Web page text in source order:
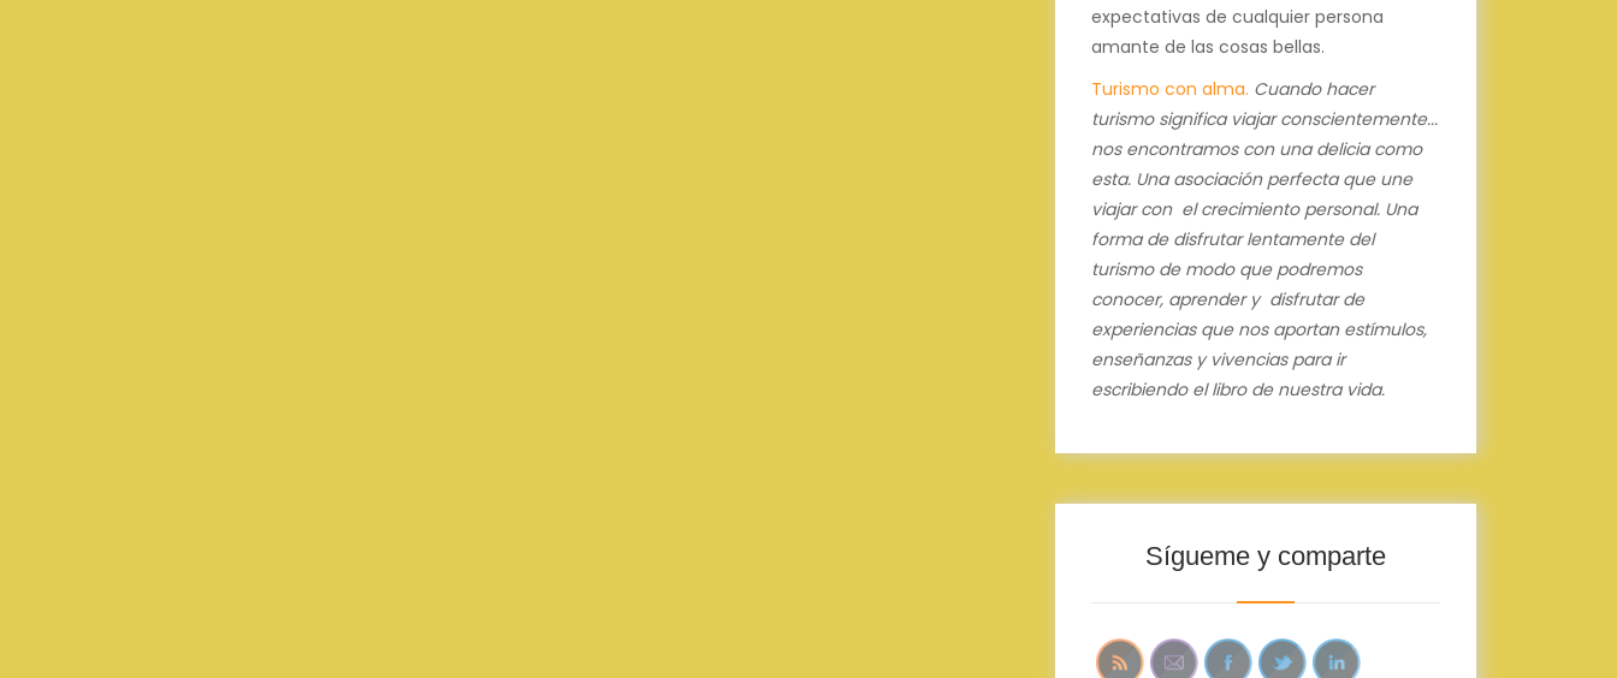
expectativas de cualquier persona
amante de las cosas bellas.
Turismo con alma. Cuando hacer
turismo significa viajar conscientemente...
nos encontramos con una delicia como
esta. Una asociación perfecta que une
viajar con el crecimiento personal. Una
forma de disfrutar lentamente del
turismo de modo que podremos
conocer, aprender y disfrutar de
experiencias que nos aportan estímulos,
enseñanzas y vivencias para ir
escribiendo el libro de nuestra vida.
Sígueme y comparte